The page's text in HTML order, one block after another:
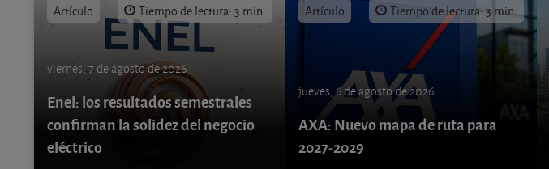
Artículo Tiempo de lectura: 3 min.
viernes, 7 de agosto de 2026
Enel: los resultados semestrales
confirman la solidez del negocio
eléctrico
Artículo Tiempo de lectura: 3 min.
jueves, 6 de agosto de 2026
AXA: Nuevo mapa de ruta para
2027-2029